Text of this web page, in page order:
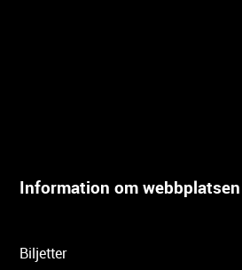
Information om webbplatsen
Biljetter